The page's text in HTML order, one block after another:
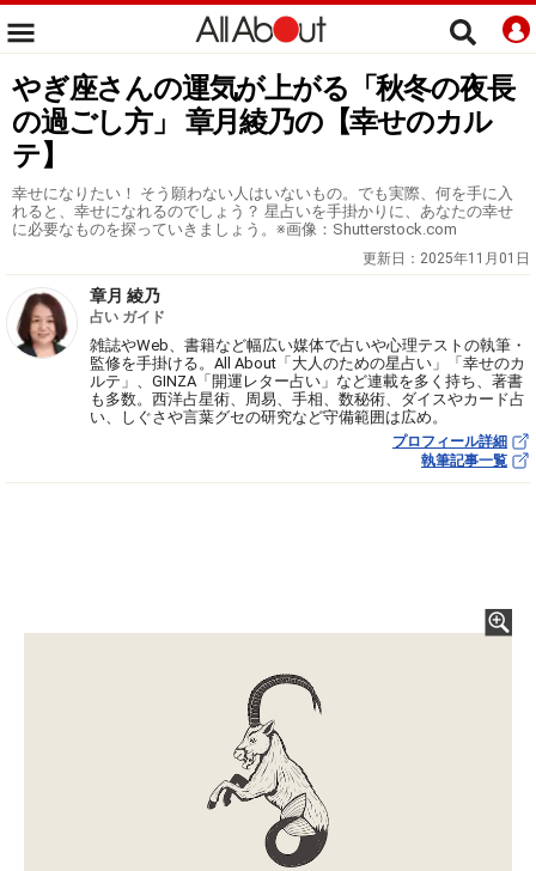
やぎ座さんの運気が上がる「秋冬の夜長
の過ごし方」 章月綾乃の【幸せのカル
テ】
幸せになりたい！ そう願わない人はいないもの。でも実際、何を手に入
れると、幸せになれるのでしょう？ 星占いを手掛かりに、あなたの幸せ
に必要なものを探っていきましょう。※画像：Shutterstock.com
更新日： 2025年11月01日
章月 綾乃
占い ガイド
雑誌やWeb、書籍など幅広い媒体で占いや心理テストの執筆・
監修を手掛ける。All About「大人のための星占い」「幸せのカ
ルテ」、GINZA「開運レター占い」など連載を多く持ち、著書
も多数。西洋占星術、周易、手相、数秘術、ダイスやカード占
い、しぐさや言葉グセの研究など守備範囲は広め。
プロフィール詳細
執筆記事一覧